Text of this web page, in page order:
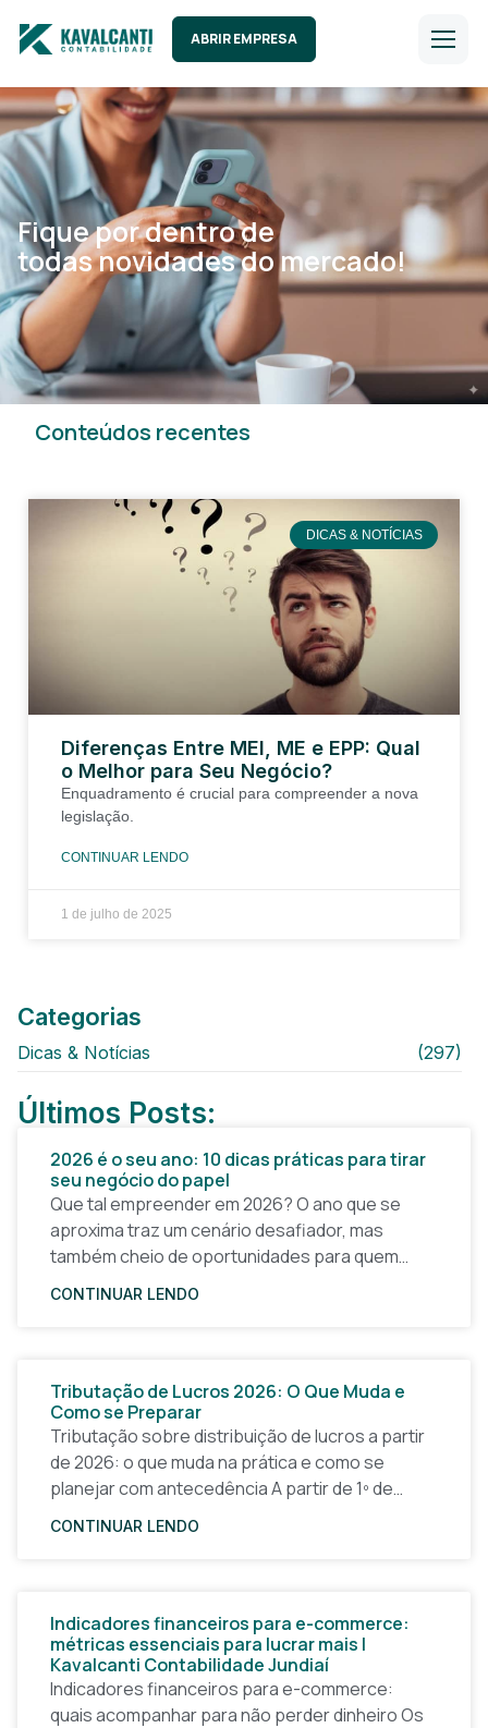
ABRIR EMPRESA
Fique por dentro de
todas novidades do mercado!
Conteúdos recentes
DICAS & NOTÍCIAS
Diferenças Entre MEI, ME e EPP: Qual
o Melhor para Seu Negócio?
Enquadramento é crucial para compreender a nova
legislação.
CONTINUAR LENDO
1 de julho de 2025
Categorias
Dicas & Notícias (297)
Últimos Posts:
2026 é o seu ano: 10 dicas práticas para tirar
seu negócio do papel
Que tal empreender em 2026? O ano que se
aproxima traz um cenário desafiador, mas
também cheio de oportunidades para quem
quer tirar uma ideia do papel e construir um
CONTINUAR LENDO
Tributação de Lucros 2026: O Que Muda e
Como se Preparar
Tributação sobre distribuição de lucros a partir
de 2026: o que muda na prática e como se
planejar com antecedência A partir de 1º de
janeiro de 2026, a forma
CONTINUAR LENDO
Indicadores financeiros para e-commerce:
métricas essenciais para lucrar mais |
Kavalcanti Contabilidade Jundiaí
Indicadores financeiros para e-commerce:
quais acompanhar para não perder dinheiro Os